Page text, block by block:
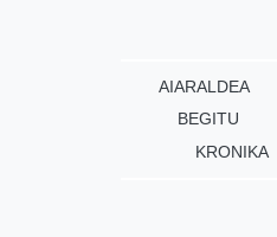
AIARALDEA
BEGITU
KRONIKA